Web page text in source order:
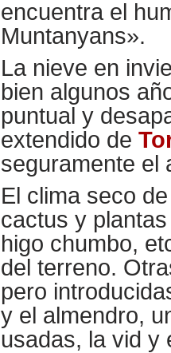
encuentra el
Muntanyans».
La nieve en
bien algunos
puntual y
extendido de
seguramente el
El clima seco
cactus y
higo chumbo,
del terreno.
pero
y el almendro,
usadas, la vid y